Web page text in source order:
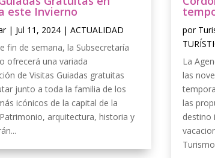
este Invierno
| Jul 11, 2024 |ACTUALIDAD
fin de semana, la Subsecretaría
ofrecerá una variada
de Visitas Guiadas gratuitas
junto a toda la familia de los
icónicos de la capital de la
arquitectura, historia y
por
La
las
las
destino